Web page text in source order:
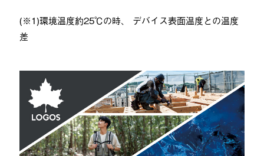
(※1)環境温度約25℃の時、 デバイス表面温度との温度
差